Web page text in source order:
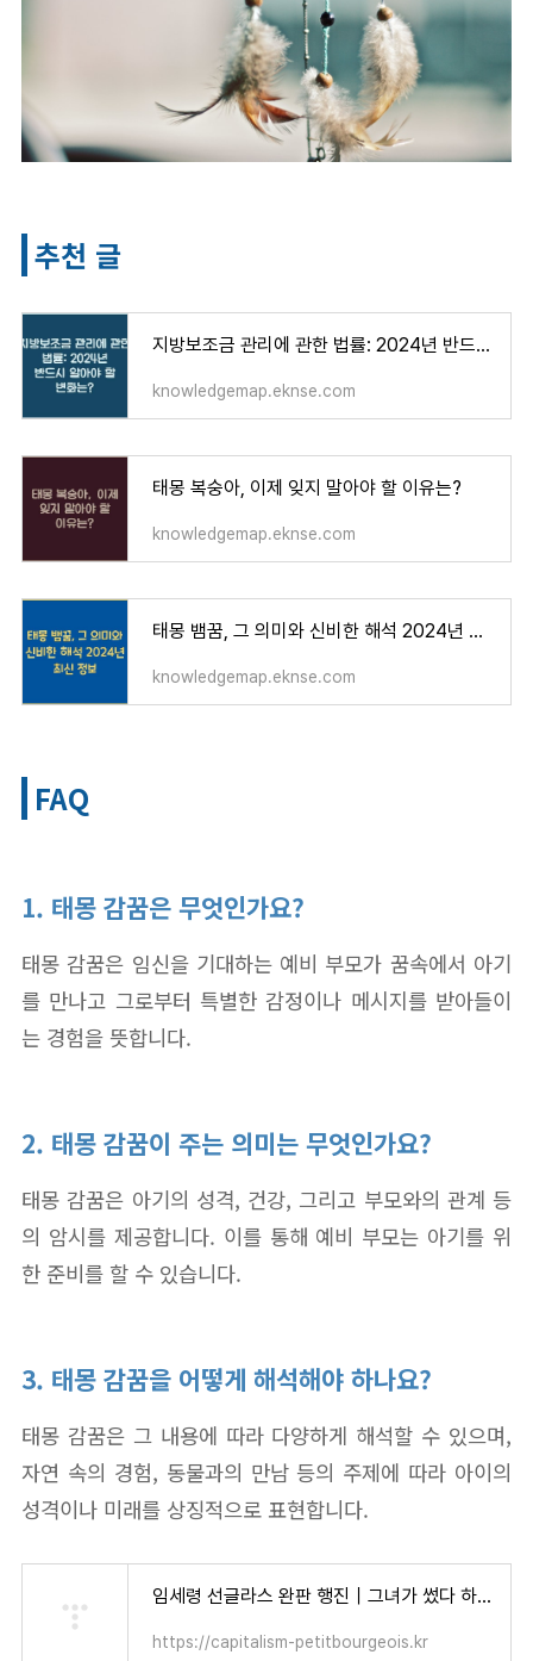
추천 글
지방보조금 관리에 관한 법률: 2024년 반드시 알아야 할 변화는?
knowledgemap.eknse.com
태몽 복숭아, 이제 잊지 말아야 할 이유는?
knowledgemap.eknse.com
태몽 뱀꿈, 그 의미와 신비한 해석 2024년 최신 정보
knowledgemap.eknse.com
FAQ
1. 태몽 감꿈은 무엇인가요?
태몽 감꿈은 임신을 기대하는 예비 부모가 꿈속에서 아기
를 만나고 그로부터 특별한 감정이나 메시지를 받아들이
는 경험을 뜻합니다.
2. 태몽 감꿈이 주는 의미는 무엇인가요?
태몽 감꿈은 아기의 성격, 건강, 그리고 부모와의 관계 등
의 암시를 제공합니다. 이를 통해 예비 부모는 아기를 위
한 준비를 할 수 있습니다.
3. 태몽 감꿈을 어떻게 해석해야 하나요?
태몽 감꿈은 그 내용에 따라 다양하게 해석할 수 있으며,
자연 속의 경험, 동물과의 만남 등의 주제에 따라 아이의
성격이나 미래를 상징적으로 표현합니다.
임세령 선글라스 완판 행진｜그녀가 썼다 하면 품절! 인기템 리스트 총정리 - 자본주의 소시민
https://capitalism-petitbourgeois.kr